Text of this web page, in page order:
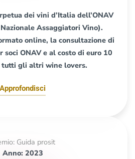
dei vini d’Italia dell’ONAV
Assaggiatori Vino).
online, la consultazione di
ONAV e al costo di euro 10
tutti gli altri wine lovers.
Approfondisci
Guida prosit
Anno: 2023